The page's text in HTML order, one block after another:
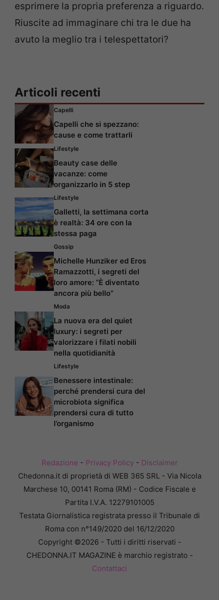
esprimere la propria preferenza a riguardo.
Riuscite ad immaginare chi tra le due ha
avuto la meglio tra i telespettatori?
Articoli recenti
Capelli
Capelli che si spezzano:
cause e come trattarli
Lifestyle
Beauty case delle
vacanze: come
organizzarlo in 5 step
Lifestyle
Galletti, la settimana corta
è realtà: 34 ore con la
stessa paga
Gossip
Michelle Hunziker ed Eros
Ramazzotti, i segreti del
loro amore: “È diventato
ancora più bello”
Moda
La nuova era del quiet
luxury: i segreti per
valorizzare i filati nobili
nella quotidianità
Lifestyle
Benessere intestinale:
perché prendersi cura del
microbiota significa
prendersi cura di tutto
l’organismo
Redazione - Privacy Policy- Disclaimer
Chedonna.it di proprietà di WEB 365 SRL - Via Nicola
Marchese 10, 00141 Roma (RM) - Codice Fiscale e
Partita I.V.A. 12279101005
Testata Giornalistica registrata presso il Tribunale di
Roma con n°149/2020 del 16/12/2020
Copyright ©2026 - Tutti i diritti riservati -
CHEDONNA.IT MAGAZINE è marchio registrato -
Contattaci